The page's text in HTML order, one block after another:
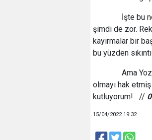
İşte bu
şimdi de zor.
kayırmalar bir
bu yüzden
Ama
olmayı hak
kutluyorum! //
15/04/2022 19:32